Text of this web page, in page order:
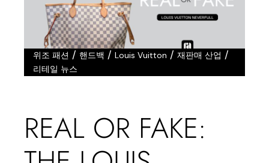
위조 패션 / 핸드백 /Louis Vuitton /재판매 산업 /
리테일 뉴스
REAL OR FAKE: